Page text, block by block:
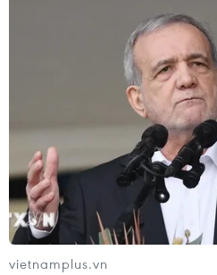
vietnamplus.vn